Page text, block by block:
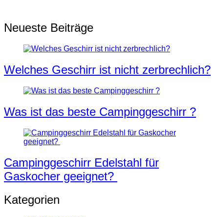
Neueste Beiträge
Welches Geschirr ist nicht zerbrechlich?
Was ist das beste Campinggeschirr ?
Campinggeschirr Edelstahl für
Gaskocher geeignet?
Kategorien